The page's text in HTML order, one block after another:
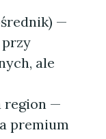
—
ale
region —
premium